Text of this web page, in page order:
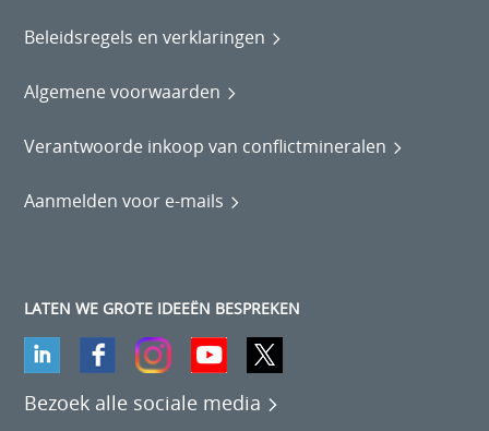
Beleidsregels en verklaringen
Algemene voorwaarden
Verantwoorde inkoop van conflictmineralen
Aanmelden voor e-mails
LATEN WE GROTE IDEEËN BESPREKEN
Bezoek alle sociale media